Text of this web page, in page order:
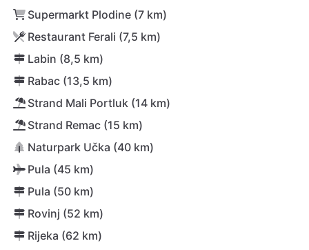
Supermarkt Plodine (7 km)
Restaurant Ferali (7,5 km)
Labin (8,5 km)
Rabac (13,5 km)
Strand Mali Portluk (14 km)
Strand Remac (15 km)
Naturpark Učka (40 km)
Pula (45 km)
Pula (50 km)
Rovinj (52 km)
Rijeka (62 km)